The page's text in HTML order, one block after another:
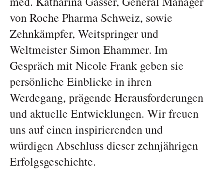
von Roche Pharma Schweiz, sowie
Zehnkämpfer, Weitspringer und
Weltmeister Simon Ehammer. Im
Gespräch mit Nicole Frank geben sie
persönliche Einblicke in ihren
Werdegang, prägende Herausforderungen
und aktuelle Entwicklungen. Wir freuen
uns auf einen inspirierenden und
würdigen Abschluss dieser zehnjährigen
Erfolgsgeschichte.